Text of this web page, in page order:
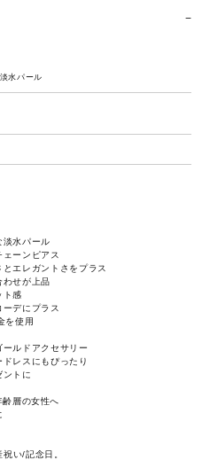
水パール
淡水パール
ーンピアス
エレガントさをプラス
わせが上品
ト感
デにプラス
を使用
ールドアクセサリー
レスにもぴったり
ントに
層の女性へ
い/記念日。